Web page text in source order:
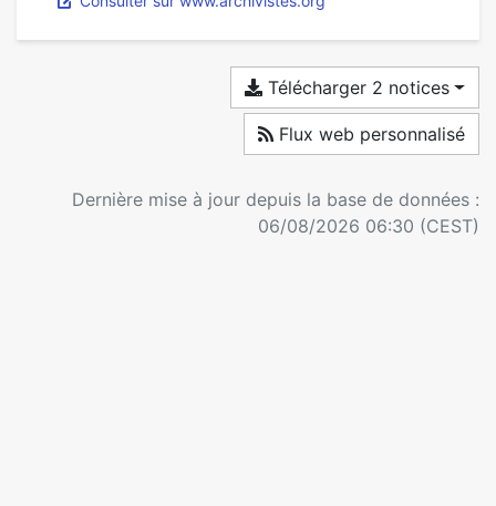
Télécharger 2 notices
Flux web personnalisé
Dernière mise à jour depuis la base de données :
06/08/2026 06:30 (CEST)